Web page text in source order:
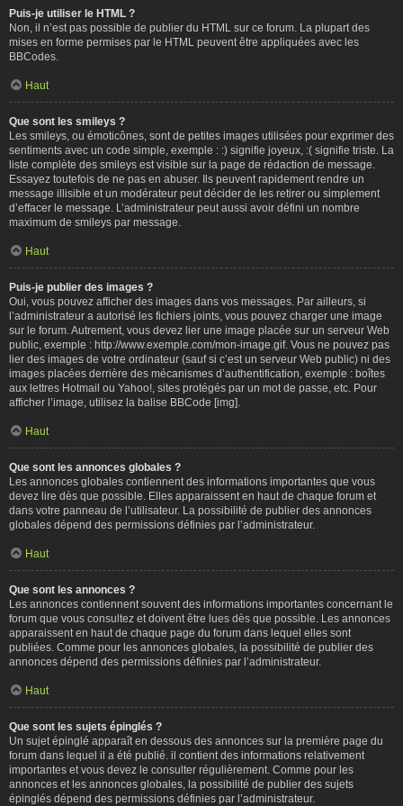
Puis-je utiliser le HTML ?
Non, il n’est pas possible de publier du HTML sur ce forum. La plupart des
mises en forme permises par le HTML peuvent être appliquées avec les
BBCodes.
Haut
Que sont les smileys ?
Les smileys, ou émoticônes, sont de petites images utilisées pour exprimer des
sentiments avec un code simple, exemple : :) signifie joyeux, :( signifie triste. La
liste complète des smileys est visible sur la page de rédaction de message.
Essayez toutefois de ne pas en abuser. Ils peuvent rapidement rendre un
message illisible et un modérateur peut décider de les retirer ou simplement
d’effacer le message. L’administrateur peut aussi avoir défini un nombre
maximum de smileys par message.
Haut
Puis-je publier des images ?
Oui, vous pouvez afficher des images dans vos messages. Par ailleurs, si
l’administrateur a autorisé les fichiers joints, vous pouvez charger une image
sur le forum. Autrement, vous devez lier une image placée sur un serveur Web
public, exemple : http://www.exemple.com/mon-image.gif. Vous ne pouvez pas
lier des images de votre ordinateur (sauf si c’est un serveur Web public) ni des
images placées derrière des mécanismes d’authentification, exemple : boîtes
aux lettres Hotmail ou Yahoo!, sites protégés par un mot de passe, etc. Pour
afficher l’image, utilisez la balise BBCode [img].
Haut
Que sont les annonces globales ?
Les annonces globales contiennent des informations importantes que vous
devez lire dès que possible. Elles apparaissent en haut de chaque forum et
dans votre panneau de l’utilisateur. La possibilité de publier des annonces
globales dépend des permissions définies par l’administrateur.
Haut
Que sont les annonces ?
Les annonces contiennent souvent des informations importantes concernant le
forum que vous consultez et doivent être lues dès que possible. Les annonces
apparaissent en haut de chaque page du forum dans lequel elles sont
publiées. Comme pour les annonces globales, la possibilité de publier des
annonces dépend des permissions définies par l’administrateur.
Haut
Que sont les sujets épinglés ?
Un sujet épinglé apparaît en dessous des annonces sur la première page du
forum dans lequel il a été publié. il contient des informations relativement
importantes et vous devez le consulter régulièrement. Comme pour les
annonces et les annonces globales, la possibilité de publier des sujets
épinglés dépend des permissions définies par l’administrateur.